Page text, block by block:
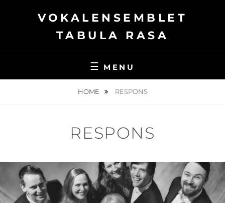
VOKALENSEMBLET
TABULA RASA
MENU
HOME RESPONS
RESPONS